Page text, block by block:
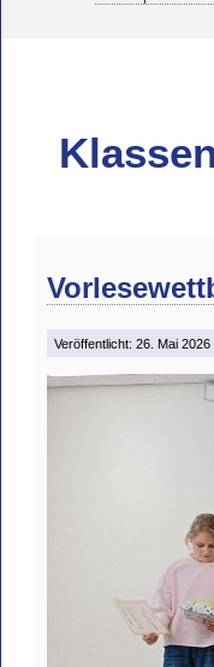
Veröffentlicht: 26. Mai 2026